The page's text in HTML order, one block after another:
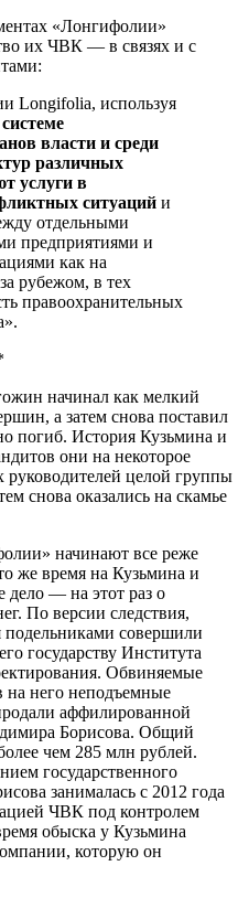
«Лонгифолии»
их ЧВК — в связях и с
Longifolia, используя
власти и среди
различных
услуги в
ситуаций и
отдельными
предприятиями и
как на
рубежом, в тех
правоохранительных
начинал как мелкий
а затем снова поставил
погиб. История Кузьмина и
они на некоторое
руководителей целой группы
снова оказались на скамье
начинают все реже
же время на Кузьмина и
дело — на этот раз о
По версии следствия,
совершили
государству Института
Обвиняемые
на него неподъемные
аффилированной
Борисова. Общий
чем 285 млн рублей.
государственного
занималась с 2012 года
ЧВК под контролем
обыска у Кузьмина
которую он